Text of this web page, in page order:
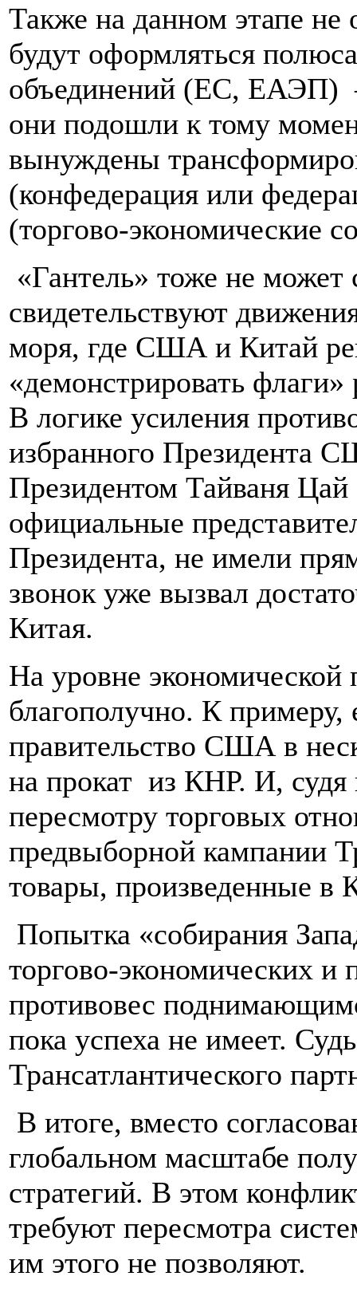
Также на данном этапе не
будут оформляться
объединений (ЕС, ЕАЭП)
они подошли к тому
вынуждены
(конфедерация или
(торгово-экономические
«Гантель» тоже не
свидетельствуют
моря, где США и Китай
«демонстрировать
В логике усиления
избранного Президента
Президентом Тайваня
официальные
Президента, не имели
звонок уже вызвал
Китая.
На уровне экономической
благополучно. К примеру,
правительство США в
на прокат из КНР. И, судя
пересмотру торговых
предвыборной кампании
товары, произведенные в
Попытка «собирания
торгово-экономических и
противовес
пока успеха не имеет.
Трансатлантического
В итоге, вместо
глобальном масштабе
стратегий. В этом
требуют пересмотра
им этого не позволяют.